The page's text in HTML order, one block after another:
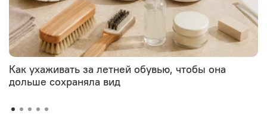
Как ухаживать за летней обувью, чтобы она
дольше сохраняла вид